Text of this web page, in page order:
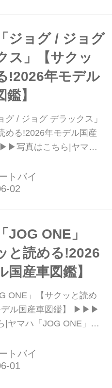
今のバイクに例えるな
集部 岩瀬が独断と偏見
いと思います。今回は多
で登場したミニバイク
「W...
ジョグ / ジョグ
ス」【サクッ
!2026年モデル
】
グ / ジョグ デラックス」
める!2026年モデル国産
写真はこちら|ヤマハ
/ JOG DELUXE 税込価
円 / 18万1500円 全長×全
トバイ
JOG ONE」
と読める!2026
国産車図鑑】
ONE」【サクッと読め
デル国産車図鑑】 ▶▶▶
|ヤマハ「JOG ONE」
全幅×全
ホイールベー
トバイ